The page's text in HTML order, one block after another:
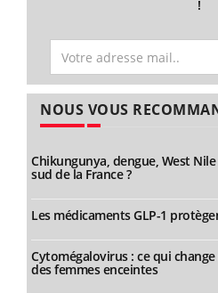
!
NOUS VOUS
Chikungunya, dengue, West
sud de la France ?
Les médicaments GLP-1
Cytomégalovirus : ce qui
des femmes enceintes